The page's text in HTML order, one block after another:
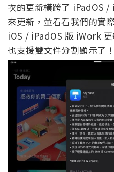
次的更新橫跨了 iPadOS /
來更新，並看看我們的實
iOS / iPadOS 版 iWork 更
也支援雙文件分割顯示了